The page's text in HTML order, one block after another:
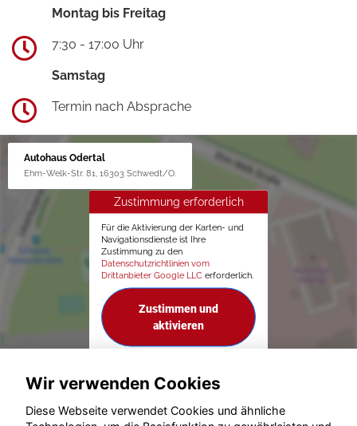
Montag bis Freitag
7:30 - 17:00 Uhr
Samstag
Termin nach Absprache
Autohaus Odertal
Ehm-Welk-Str. 81, 16303 Schwedt/O.
Zustimmung erforderlich
Für die Aktivierung der Karten- und
Navigationsdienste ist Ihre
Zustimmung zu den
Datenschutzrichtlinien vom
Drittanbieter Google LLC erforderlich.
Zustimmen und
aktivieren
Wir verwenden Cookies
Diese Webseite verwendet Cookies und ähnliche